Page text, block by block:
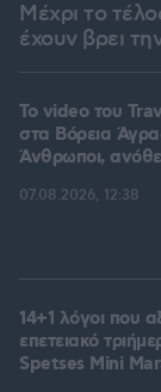
Μέχρι το
έχουν βρει
To video του
στα Βόρεια
Άνθρωποι,
07.08.2026, 12:38
14+1 λόγοι που
επετειακό
Spetses Mini